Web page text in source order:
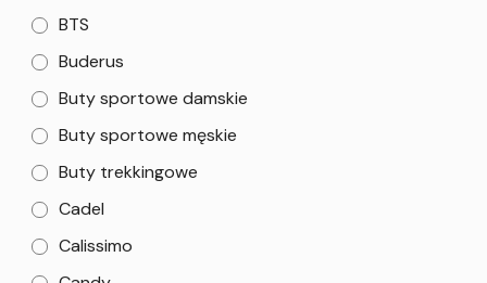
BTS
Buderus
Buty sportowe damskie
Buty sportowe męskie
Buty trekkingowe
Cadel
Calissimo